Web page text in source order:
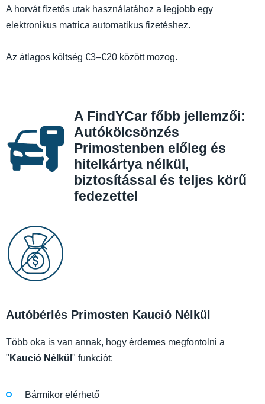
A horvát fizetős utak használatához a legjobb egy
elektronikus matrica automatikus fizetéshez.
Az átlagos költség €3–€20 között mozog.
A FindYCar főbb jellemzői:
Autókölcsönzés
Primostenben előleg és
hitelkártya nélkül,
biztosítással és teljes körű
fedezettel
Autóbérlés Primosten Kaució Nélkül
Több oka is van annak, hogy érdemes megfontolni a
" Kaució Nélkül " funkciót:
Bármikor elérhető